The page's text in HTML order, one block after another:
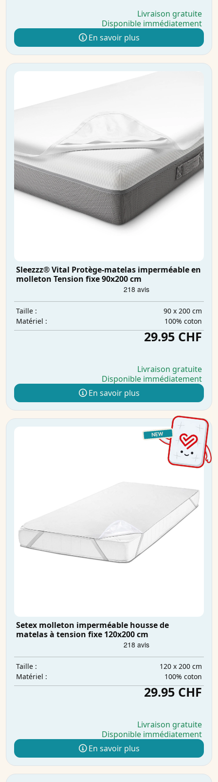
Livraison gratuite
Disponible immédiatement
En savoir plus
Sleezzz® Vital Protège-matelas imperméable en
molleton Tension fixe 90x200 cm
Taille :
90 x 200 cm
Matériel :
100% coton
29.95 CHF
Livraison gratuite
Disponible immédiatement
En savoir plus
Setex molleton imperméable housse de
matelas à tension fixe 120x200 cm
Taille :
120 x 200 cm
Matériel :
100% coton
29.95 CHF
Livraison gratuite
Disponible immédiatement
En savoir plus